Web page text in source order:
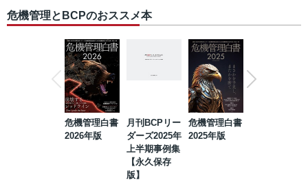
危機管理とBCPのおススメ本
危機管理白書
2026年版
月刊BCPリー
ダーズ2025年
上半期事例集
【永久保存
版】
危機管理白書
2025年版